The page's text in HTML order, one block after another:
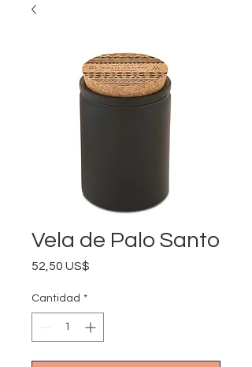
Vela de Palo Santo
52,50 US$
Cantidad *